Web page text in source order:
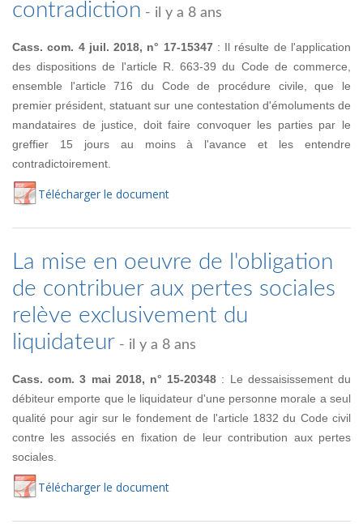
contradiction - il y a 8 ans
Cass. com. 4 juil. 2018, n° 17-15347: Il résulte de l'application
des dispositions de l'article R. 663-39 du Code de commerce,
ensemble l'article 716 du Code de procédure civile, que le
premier président, statuant sur une contestation d'émoluments de
mandataires de justice, doit faire convoquer les parties par le
greffier 15 jours au moins à l'avance et les entendre
contradictoirement.
Télécharger le document
La mise en oeuvre de l'obligation
de contribuer aux pertes sociales
relève exclusivement du
liquidateur - il y a 8 ans
Cass. com. 3 mai 2018, n° 15-20348 : Le dessaisissement du
débiteur emporte que le liquidateur d'une personne morale a seul
qualité pour agir sur le fondement de l'article 1832 du Code civil
contre les associés en fixation de leur contribution aux pertes
sociales.
Télécharger le document